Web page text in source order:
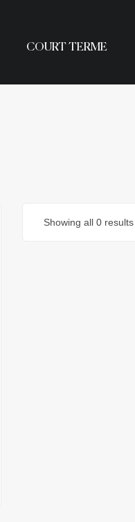
COURT TERME
Showing all 0 results